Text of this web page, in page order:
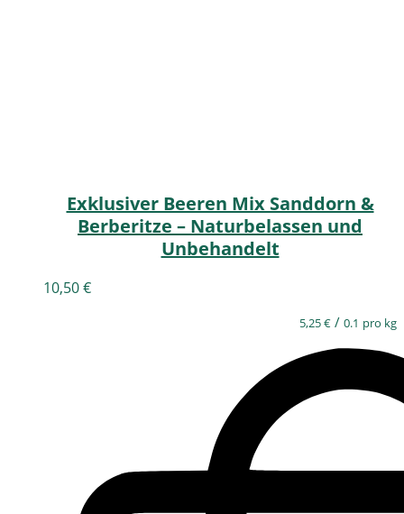
Exklusiver Beeren Mix Sanddorn &
Berberitze – Naturbelassen und
Unbehandelt
10,50€
5,25€ / 0.1 pro kg